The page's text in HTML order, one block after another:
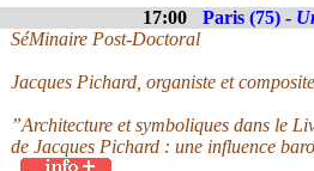
17:00 Paris (75) -
SéMinaire Post-Doctoral
Jacques Pichard, organiste et
”Architecture et symboliques dans le
de Jacques Pichard : une influence